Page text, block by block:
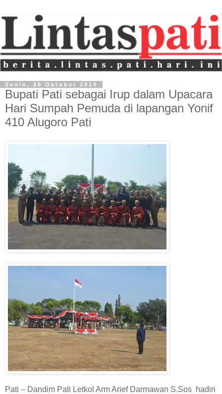
Senin, 28 Oktober 2019
Bupati Pati sebagai Irup dalam Upacara
Hari Sumpah Pemuda di lapangan Yonif
410 Alugoro Pati
Pati – Dandim Pati Letkol Arm Arief Darmawan S.Sos hadiri